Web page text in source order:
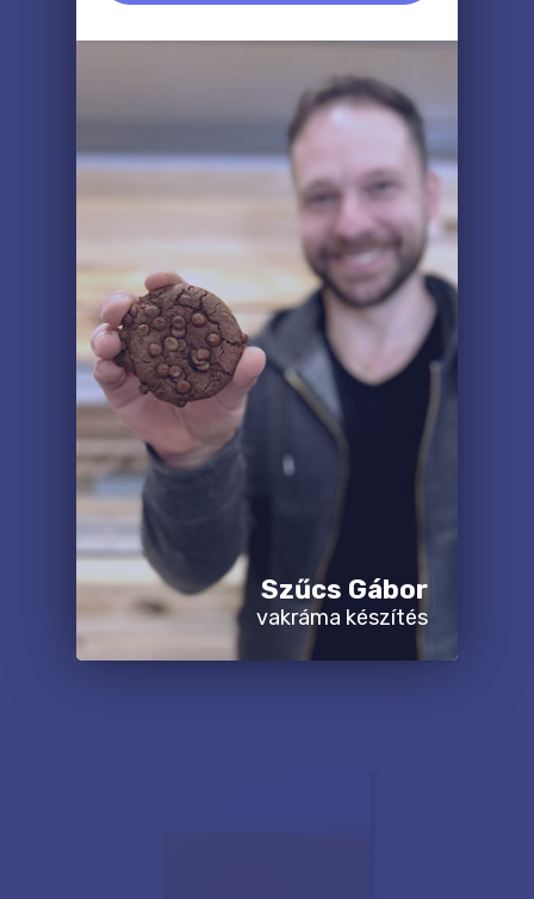
Szűcs Gábor
vakráma készítés